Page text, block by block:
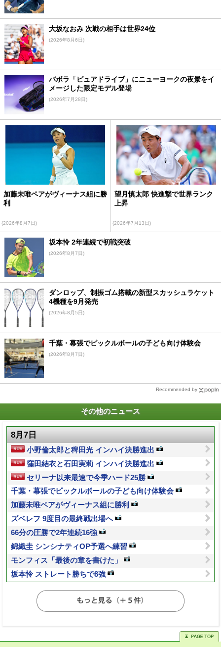
大坂なおみ 次戦の相手は世界24位
(2026年8月6日)
バボラ「ピュアドライブ」にニューヨークの夜景をイ
メージした限定モデル登場
(2026年7月28日)
加藤未唯ペアがヴィーナス組に勝
利
(2026年8月7日)
望月慎太郎 快進撃で世界ランク
上昇
(2026年7月13日)
坂本怜 2年連続で初戦突破
(2026年8月7日)
ダンロップ、制振ゴム搭載の新型スカッシュラケット
4機種を9月発売
(2026年8月5日)
千葉・幕張でピックルボールの子ども向け体験会
(2026年8月7日)
Recommended by
その他のニュース
8月7日
小野倫太郎と稗田光 インハイ決勝進出
窪田結衣と石田実莉 インハイ決勝進出
セリーナ以来最速で今季ハード25勝
千葉・幕張でピックルボールの子ども向け体験会
加藤未唯ペアがヴィーナス組に勝利
ズベレフ 9度目の最終戦出場へ
66分の圧勝で2年連続16強
錦織圭 シンシナティOP予選へ練習
モンフィス「最後の章を書けた」
坂本怜 ストレート勝ちで8強